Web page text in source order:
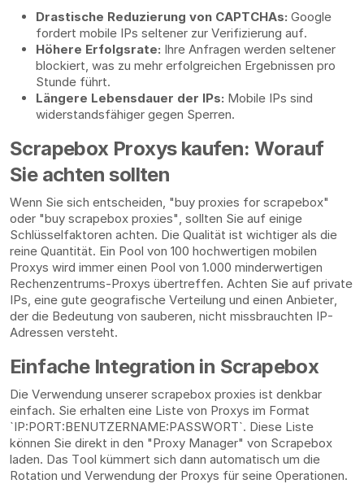
Drastische Reduzierung von CAPTCHAs: Google
fordert mobile IPs seltener zur Verifizierung auf.
Höhere Erfolgsrate: Ihre Anfragen werden seltener
blockiert, was zu mehr erfolgreichen Ergebnissen pro
Stunde führt.
Längere Lebensdauer der IPs: Mobile IPs sind
widerstandsfähiger gegen Sperren.
Scrapebox Proxys kaufen: Worauf
Sie achten sollten
Wenn Sie sich entscheiden, "buy proxies for scrapebox"
oder "buy scrapebox proxies", sollten Sie auf einige
Schlüsselfaktoren achten. Die Qualität ist wichtiger als die
reine Quantität. Ein Pool von 100 hochwertigen mobilen
Proxys wird immer einen Pool von 1.000 minderwertigen
Rechenzentrums-Proxys übertreffen. Achten Sie auf private
IPs, eine gute geografische Verteilung und einen Anbieter,
der die Bedeutung von sauberen, nicht missbrauchten IP-
Adressen versteht.
Einfache Integration in Scrapebox
Die Verwendung unserer scrapebox proxies ist denkbar
einfach. Sie erhalten eine Liste von Proxys im Format
`IP:PORT:BENUTZERNAME:PASSWORT`. Diese Liste
können Sie direkt in den "Proxy Manager" von Scrapebox
laden. Das Tool kümmert sich dann automatisch um die
Rotation und Verwendung der Proxys für seine Operationen.